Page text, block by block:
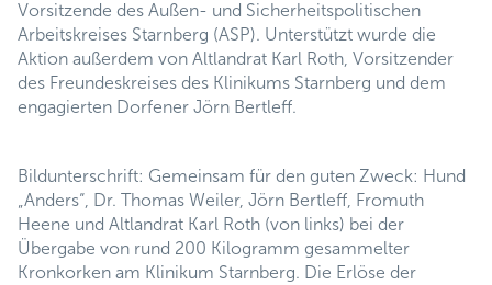
Vorsitzende des Außen- und Sicherheitspolitischen
Arbeitskreises Starnberg (ASP). Unterstützt wurde die
Aktion außerdem von Altlandrat Karl Roth, Vorsitzender
des Freundeskreises des Klinikums Starnberg und dem
engagierten Dorfener Jörn Bertleff.
Bildunterschrift: Gemeinsam für den guten Zweck: Hund
„Anders“, Dr. Thomas Weiler, Jörn Bertleff, Fromuth
Heene und Altlandrat Karl Roth (von links) bei der
Übergabe von rund 200 Kilogramm gesammelter
Kronkorken am Klinikum Starnberg. Die Erlöse der